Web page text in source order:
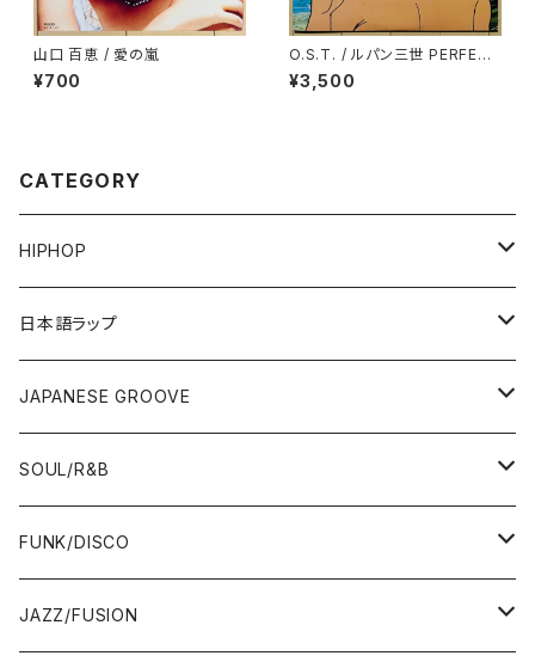
山口 百恵 / 愛の嵐
¥700
O.S.T. / ルパン三世 PERFECT
COLLECTION
¥3,500
CATEGORY
HIPHOP
12"/7"
80'S OLD SCHOOL
EARLY 90'S MIDDLE〜NEW SCHOOL
LP
80'S OLD SCHOOL
EARLY 90'S MIDDLE〜NEW SCHOOL
日本語ラップ
12"/7"
80'S OLD SCHOOL〜EARLY 90'S
MID〜LATE 90'S
LP
80'S OLD SCHOOL〜EARLY 90'S
MID〜LATE 90'S
CD/TAPE
CD-R/DEMO/SAMPLE
JAPANESE GROOVE
LP
60'S/70'S
80'S
7"/12"
60'S/70'S
SOUL/R&B
LP
60'S/70'S
12"/7"
FUNK/DISCO
LP
JAZZ/FUSION